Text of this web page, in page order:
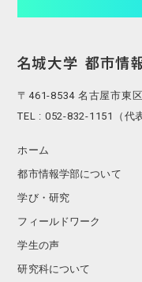
〒461-8534 名古屋市東
TEL : 052-832-1151（代
ホーム
都市情報学部について
学び・研究
フィールドワーク
学生の声
研究科について